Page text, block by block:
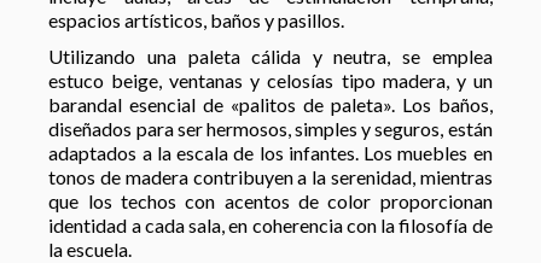
espacios artísticos, baños y pasillos.
Utilizando una paleta cálida y neutra, se emplea
estuco beige, ventanas y celosías tipo madera, y un
barandal esencial de «palitos de paleta». Los baños,
diseñados para ser hermosos, simples y seguros, están
adaptados a la escala de los infantes. Los muebles en
tonos de madera contribuyen a la serenidad, mientras
que los techos con acentos de color proporcionan
identidad a cada sala, en coherencia con la filosofía de
la escuela.